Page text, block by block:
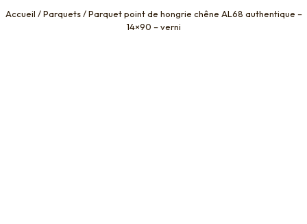
Accueil /Parquets/Parquet point de hongrie chêne AL68 authentique –
14×90 – verni